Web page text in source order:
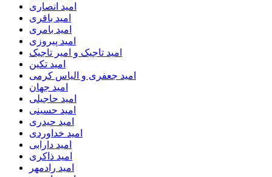
امید انصاری
امید باقری
امید بامری
امید پیروزی
امید تاجیک و امیر تاجیک
امید تکین
امید جعفری و الیاس کرمی
امید جهان
امید حاجیلی
امید حسینی
امید حیدری
امید خداوردی
امید دارابی
امید ذاکری
امید رادمهر